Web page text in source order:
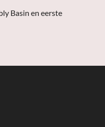
Basin en eerste